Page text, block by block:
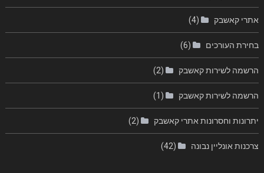
אתרי קאשבק (4)
בחירת העורכים (6)
הרשמה לשירות קאשבק (2)
הרשמה לשירות קאשבק (1)
יתרונות וחסרונות אתרי קאשבק (2)
צרכנות אונליין נבונה (42)